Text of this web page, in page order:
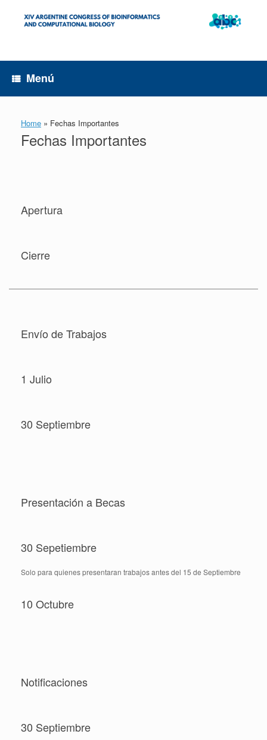
contenido
Menú
Home » Fechas Importantes
Fechas Importantes
Apertura
Cierre
Envío de Trabajos
1 Julio
30 Septiembre
Presentación a Becas
30 Sepetiembre
Solo para quienes presentaran trabajos antes del 15 de Septiembre
10 Octubre
Notificaciones
30 Septiembre